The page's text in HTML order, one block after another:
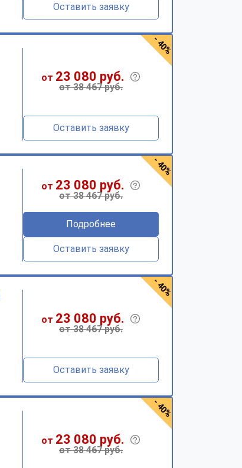
Оставить заявку
от 23 080 руб.
от 38 467 руб.
Оставить заявку
- 40%
от 23 080 руб.
от 38 467 руб.
Подробнее
Оставить заявку
- 40%
от 23 080 руб.
от 38 467 руб.
Оставить заявку
- 40%
от 23 080 руб.
от 38 467 руб.
- 40%